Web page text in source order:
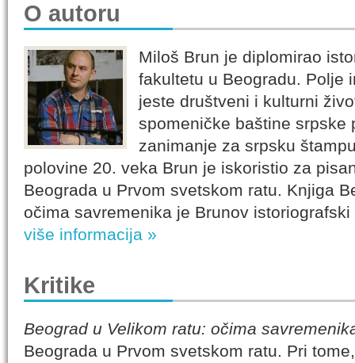
O autoru
Miloš Brun je diplomirao
fakultetu u Beogradu. Polje
jeste društveni i kulturni
spomeničke baštine srpske
zanimanje za srpsku
polovine 20. veka Brun je iskoristio za
Beograda u Prvom svetskom ratu. Knjiga
očima savremenika je Brunov
više informacija »
Kritike
Beograd u Velikom ratu: očima
Beograda u Prvom svetskom ratu. Pri